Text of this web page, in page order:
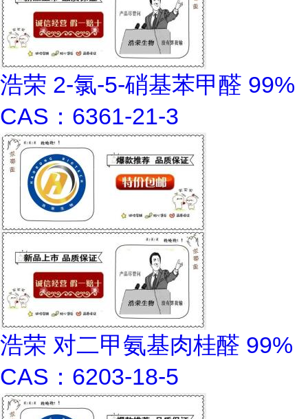
浩荣 2-氯-5-硝基苯甲醛 99%
CAS：6361-21-3
浩荣 对二甲氨基肉桂醛 99%
CAS：6203-18-5